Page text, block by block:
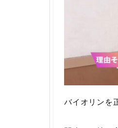
バイオリンを